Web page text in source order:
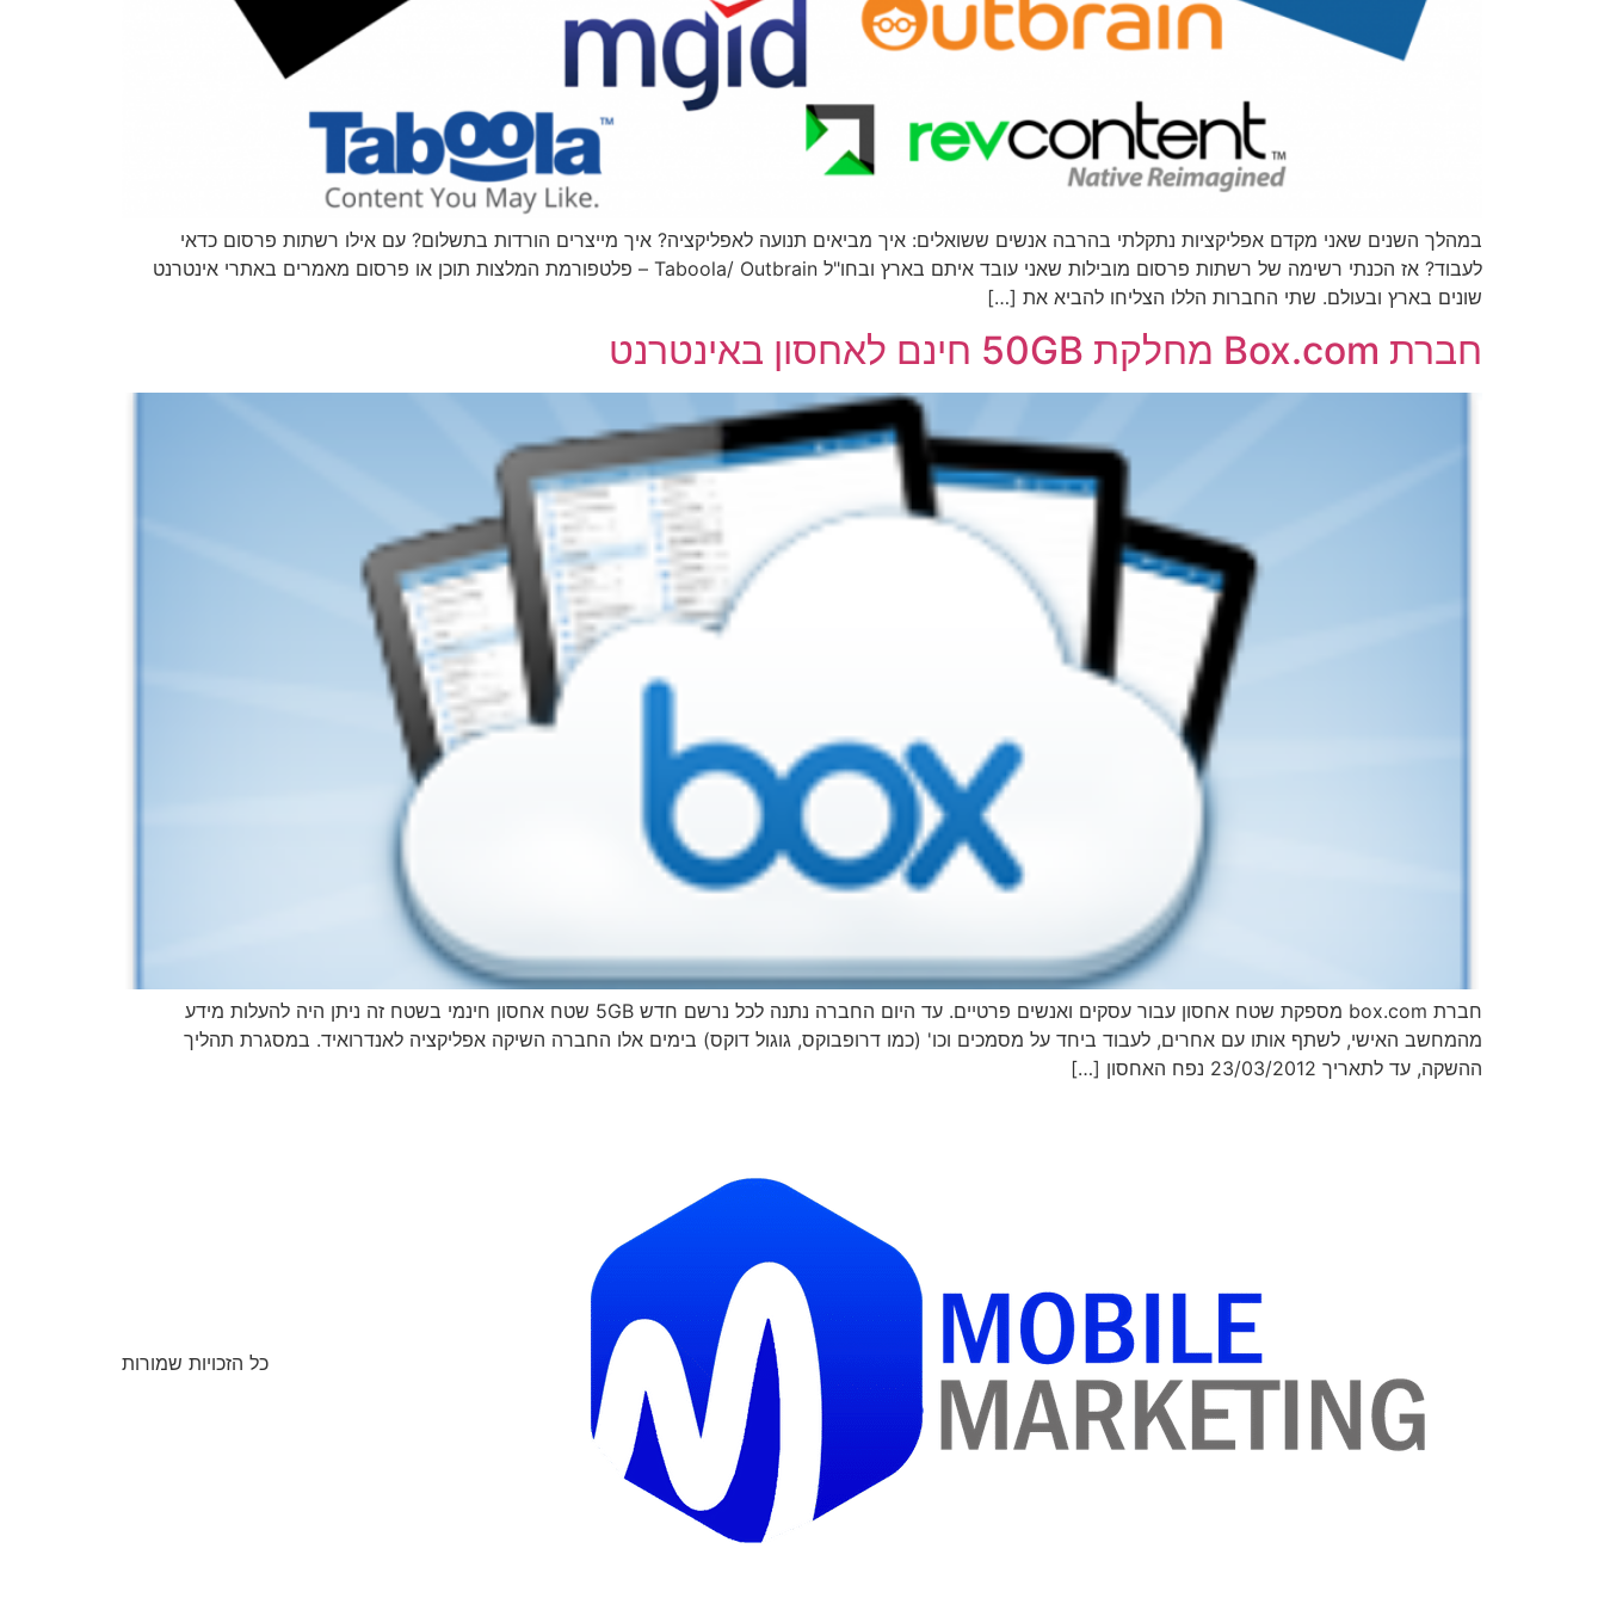
במהלך השנים שאני מקדם אפליקציות נתקלתי בהרבה אנשים ששואלים: איך מביאים תנועה לאפליקציה? איך מייצרים הורדות בתשלום? עם אילו רשתות פרסום כדאי
לעבוד? אז הכנתי רשימה של רשתות פרסום מובילות שאני עובד איתם בארץ ובחו"ל Taboola/ Outbrain – פלטפורמת המלצות תוכן או פרסום מאמרים באתרי אינטרנט
שונים בארץ ובעולם. שתי החברות הללו הצליחו להביא את […]
חברת Box.com מחלקת 50GB חינם לאחסון באינטרנט
חברת box.com מספקת שטח אחסון עבור עסקים ואנשים פרטיים. עד היום החברה נתנה לכל נרשם חדש 5GB שטח אחסון חינמי בשטח זה ניתן היה להעלות מידע
מהמחשב האישי, לשתף אותו עם אחרים, לעבוד ביחד על מסמכים וכו' (כמו דרופבוקס, גוגול דוקס) בימים אלו החברה השיקה אפליקציה לאנדרואיד. במסגרת תהליך
ההשקה, עד לתאריך 23/03/2012 נפח האחסון […]
כל הזכויות שמורות